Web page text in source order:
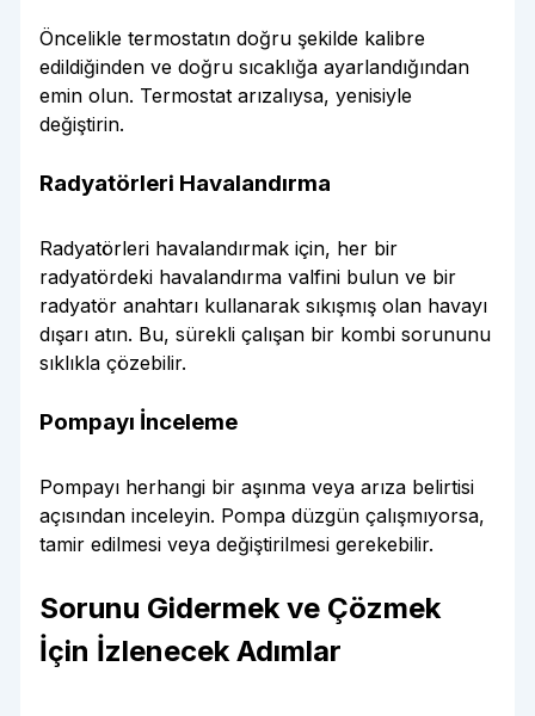
Öncelikle termostatın doğru şekilde kalibre
edildiğinden ve doğru sıcaklığa ayarlandığından
emin olun. Termostat arızalıysa, yenisiyle
değiştirin.
Radyatörleri Havalandırma
Radyatörleri havalandırmak için, her bir
radyatördeki havalandırma valfini bulun ve bir
radyatör anahtarı kullanarak sıkışmış olan havayı
dışarı atın. Bu, sürekli çalışan bir kombi sorununu
sıklıkla çözebilir.
Pompayı İnceleme
Pompayı herhangi bir aşınma veya arıza belirtisi
açısından inceleyin. Pompa düzgün çalışmıyorsa,
tamir edilmesi veya değiştirilmesi gerekebilir.
Sorunu Gidermek ve Çözmek
İçin İzlenecek Adımlar